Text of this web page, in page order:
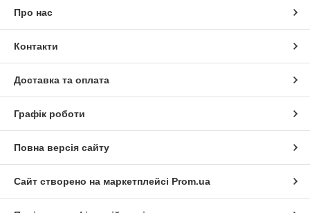
Про нас
Контакти
Доставка та оплата
Графік роботи
Повна версія сайту
Сайт створено на маркетплейсі Prom.ua